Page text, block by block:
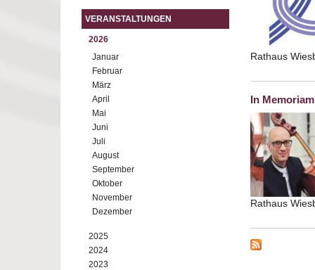
VERANSTALTUNGEN
2026
Januar
Februar
März
April
Mai
Juni
Juli
August
September
Oktober
November
Dezember
2025
2024
2023
Rathaus
In Memoriam
Rathaus